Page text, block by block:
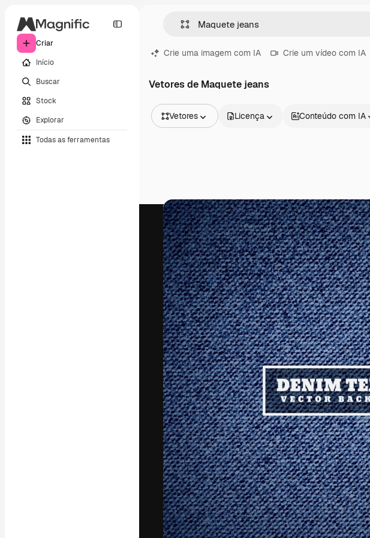
Criar
Início
Buscar
Stock
Explorar
Todas as ferramentas
Crie uma imagem com IA Crie um vídeo com IA
Vetores de Maquete jeans
Vetores
Vídeos
Clipes de vídeo
Animações
Modelos de vídeos
Ícones
Modelos 3D
Fontes
Licença Conteúdo com IA
A plataforma criativa para você direcionar
seu melhor trabalho. Mais de 1 milhão de
assinantes entre criativos, empresas,
agências e estúdios.
Português
Copyright © 2010-2026Freepik Company S.L.U.